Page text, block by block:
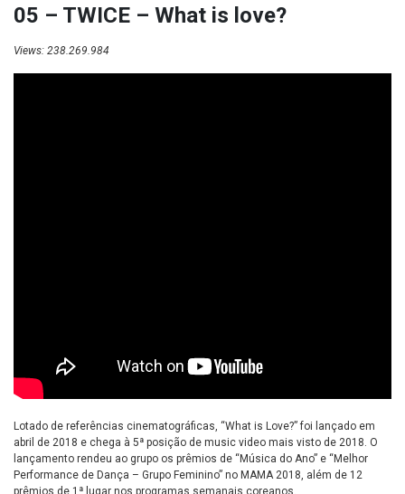
05 – TWICE – What is love?
Views: 238.269.984
Lotado de referências cinematográficas, “What is Love?” foi lançado em
abril de 2018 e chega à 5ª posição de music video mais visto de 2018. O
lançamento rendeu ao grupo os prêmios de “Música do Ano” e “Melhor
Performance de Dança – Grupo Feminino” no MAMA 2018, além de 12
prêmios de 1ª lugar nos programas semanais coreanos.